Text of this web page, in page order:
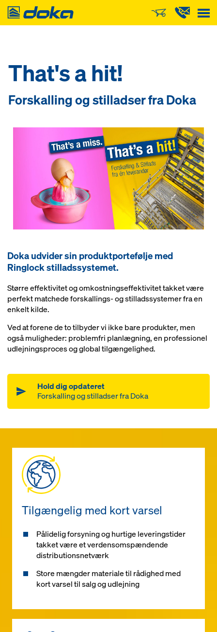
Doka
That's a hit!
Forskalling og stilladser fra Doka
Doka udvider sin produktportefølje med
Ringlock stilladssystemet.
Større effektivitet og omkostningseffektivitet takket være
perfekt matchede forskallings- og stilladssystemer fra en
enkelt kilde.
Ved at forene de to tilbyder vi ikke bare produkter, men
også muligheder: problemfri planlægning, en professionel
udlejningsproces og global tilgængelighed.
Hold dig opdateret
Forskalling og stilladser fra Doka
Tilgængelig med kort varsel
Pålidelig forsyning og hurtige leveringstider
takket være et verdensomspændende
distributionsnetværk
Store mængder materiale til rådighed med
kort varsel til salg og udlejning